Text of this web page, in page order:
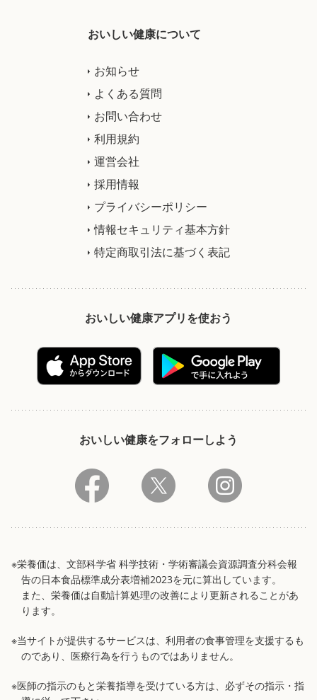
おいしい健康について
お知らせ
よくある質問
お問い合わせ
利用規約
運営会社
採用情報
プライバシーポリシー
情報セキュリティ基本方針
特定商取引法に基づく表記
おいしい健康アプリを使おう
おいしい健康をフォローしよう
※栄養価は、文部科学省 科学技術・学術審議会資源調査分科会報
告の日本食品標準成分表増補2023を元に算出しています。
また、栄養価は自動計算処理の改善により更新されることがあ
ります。
※当サイトが提供するサービスは、利用者の食事管理を支援するも
のであり、医療行為を行うものではありません。
※医師の指示のもと栄養指導を受けている方は、必ずその指示・指